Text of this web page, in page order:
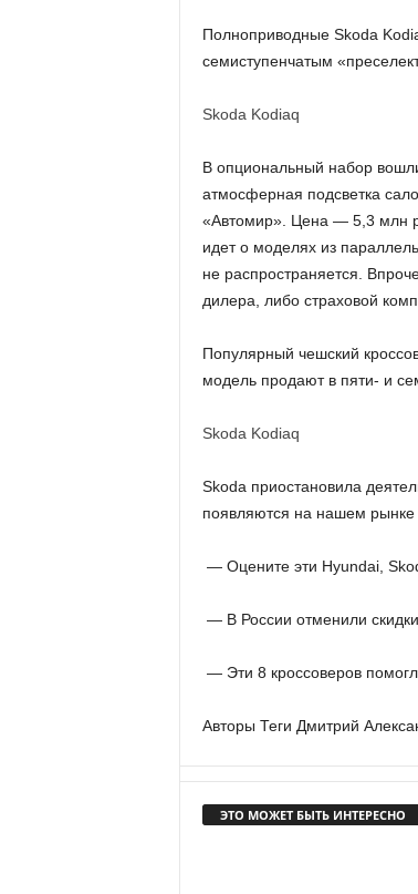
Полноприводные Skoda
семиступенчатым
Skoda Kodiaq
В опциональный набор
атмосферная подсветка
«Автомир». Цена — 5,3 млн
идет о моделях из
не распространяется.
дилера, либо страховой
Популярный чешский
модель продают в пяти- и
Skoda Kodiaq
Skoda приостановила
появляются на нашем рынке
— Оцените эти Hyundai,
— В России отменили
— Эти 8 кроссоверов
Авторы Теги Дмитрий
ЭТО МОЖЕТ БЫТЬ ИНТЕРЕСНО